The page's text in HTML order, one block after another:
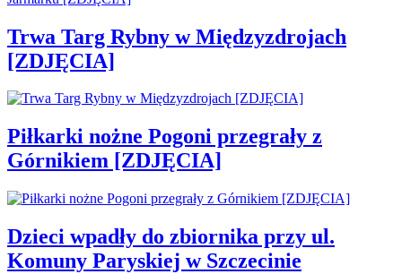
Trwa Targ Rybny w Międzyzdrojach
[ZDJĘCIA]
Piłkarki nożne Pogoni przegrały z
Górnikiem [ZDJĘCIA]
Dzieci wpadły do zbiornika przy ul.
Komuny Paryskiej w Szczecinie